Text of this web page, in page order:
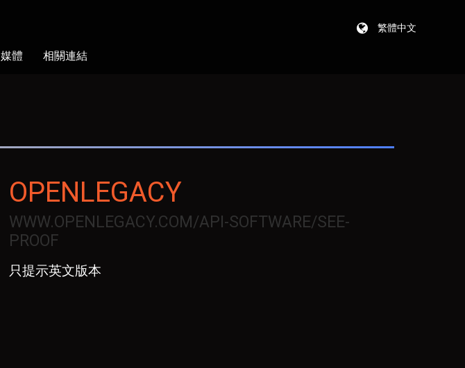
媒體 相關連結
繁體中文
OPENLEGACY
WWW.OPENLEGACY.COM/API-SOFTWARE/SEE-
PROOF
只提示英文版本